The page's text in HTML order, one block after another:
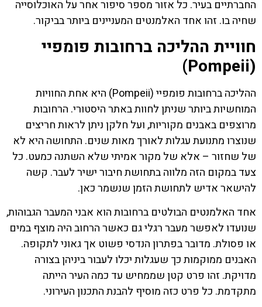
החברתיים בעיר. כל אזור מספר סיפור אחר על האוכלוסייה
שחיה בו. זהו אחד האלמנטים המעניינים ביותר בביקור.
חוויית ההליכה ברחובות פומפיי
(Pompeii)
ההליכה ברחובות פומפיי (Pompeii) היא אחת החוויות
המוחשיות ביותר שניתן לחוות באתר היסטורי. הרחובות
מרוצפים באבנים מקוריות, ועל חלקן ניתן לראות חריצים
שנוצרו מתנועת עגלות לאורך מאות שנים. התחושה היא לא
של שחזור – אלא של מקור אמיתי שלא השתנה כמעט. כל
צעד במקום הזה מלווה בתחושת חיבור ישיר לעבר. קשה
להישאר אדיש לתחושת הזמן שנשמר כאן.
אחד האלמנטים הבולטים ברחובות הוא אבני המעבר הגבוהות,
שנועדו לאפשר מעבר רגלי גם כאשר הרחוב היה מוצף במים
או פסולת. מדובר בפתרון הנדסי פשוט אך גאוני לתקופה.
האבנים ממוקמות כך שעגלות יכלו לעבור ביניהן בצורה
מדויקת. זהו פרט קטן שממחיש עד כמה העיר הייתה
מתקדמת. כל פרט כזה מוסיף להבנת התכנון העירוני.